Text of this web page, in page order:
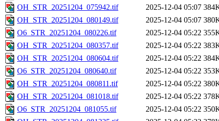
OH_STR_20251204_075942.tif
2025-12-04 05:07
OH_STR_20251204_080149.tif
2025-12-04 05:07
O6_STR_20251204_080226.tif
2025-12-04 05:22
OH_STR_20251204_080357.tif
2025-12-04 05:22
OH_STR_20251204_080604.tif
2025-12-04 05:22
O6_STR_20251204_080640.tif
2025-12-04 05:22
OH_STR_20251204_080811.tif
2025-12-04 05:22
OH_STR_20251204_081018.tif
2025-12-04 05:22
O6_STR_20251204_081055.tif
2025-12-04 05:22